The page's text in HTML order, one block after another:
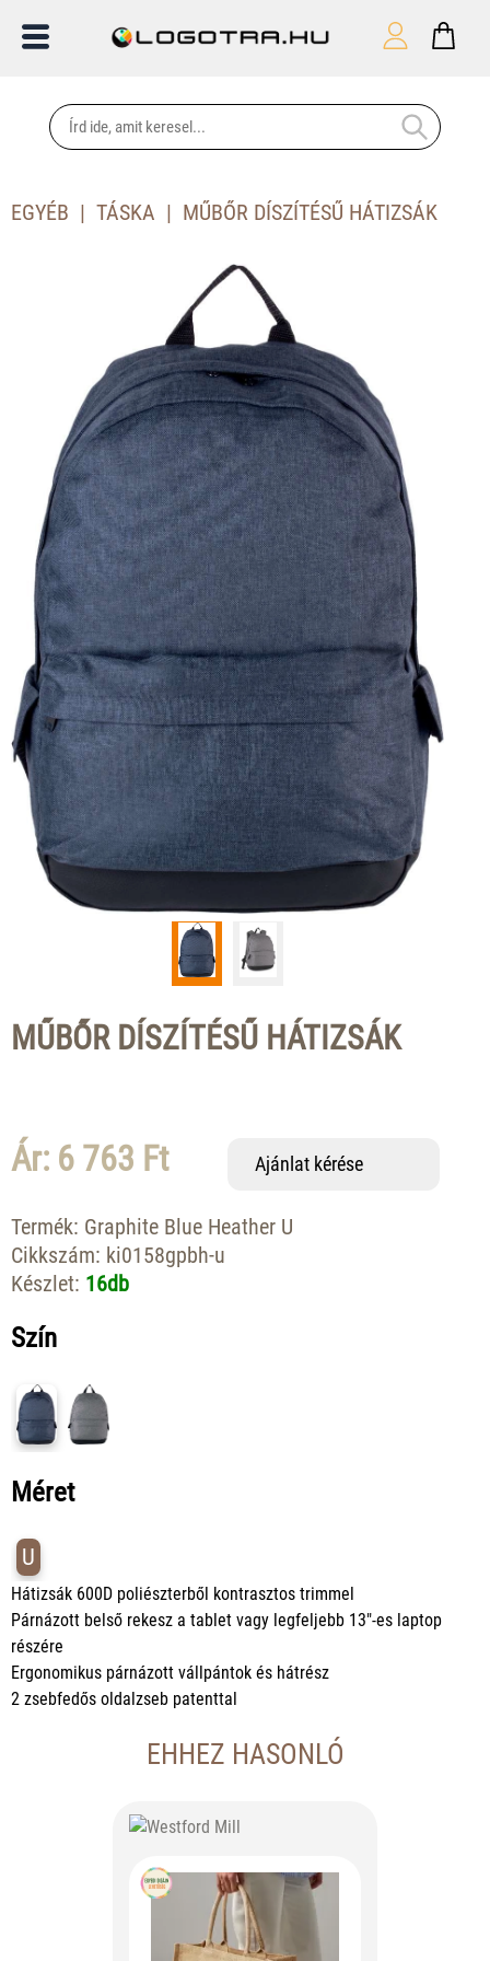
EGYÉB TÁSKA MŰBŐR DÍSZÍTÉSŰ HÁTIZSÁK
MŰBŐR DÍSZÍTÉSŰ HÁTIZSÁK
Ár: 6 763 Ft Ajánlat kérése
Termék: Graphite Blue Heather U
Cikkszám: ki0158gpbh-u
Készlet: 16db
Szín
Méret
U
Hátizsák 600D poliészterből kontrasztos trimmel
Párnázott belső rekesz a tablet vagy legfeljebb 13"-es laptop
részére
Ergonomikus párnázott vállpántok és hátrész
2 zsebfedős oldalzseb patenttal
EHHEZ HASONLÓ